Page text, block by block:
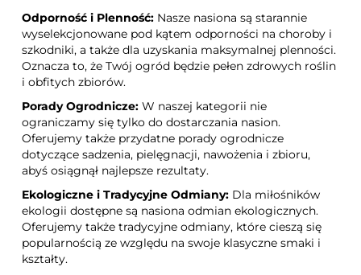
Odporność i Plenność: Nasze nasiona są starannie
wyselekcjonowane pod kątem odporności na choroby i
szkodniki, a także dla uzyskania maksymalnej plenności.
Oznacza to, że Twój ogród będzie pełen zdrowych roślin
i obfitych zbiorów.
Porady Ogrodnicze: W naszej kategorii nie
ograniczamy się tylko do dostarczania nasion.
Oferujemy także przydatne porady ogrodnicze
dotyczące sadzenia, pielęgnacji, nawożenia i zbioru,
abyś osiągnął najlepsze rezultaty.
Ekologiczne i Tradycyjne Odmiany: Dla miłośników
ekologii dostępne są nasiona odmian ekologicznych.
Oferujemy także tradycyjne odmiany, które cieszą się
popularnością ze względu na swoje klasyczne smaki i
kształty.